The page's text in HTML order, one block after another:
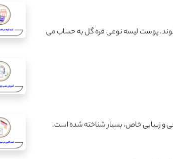
پوست لیسه نوعی قره‌ گل به حساب می
و زیبایی خاص، بسیار شناخته ‌شده است.